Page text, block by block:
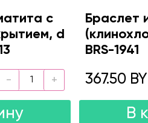
с
d
Браслет
BRS-1941
367.50
В